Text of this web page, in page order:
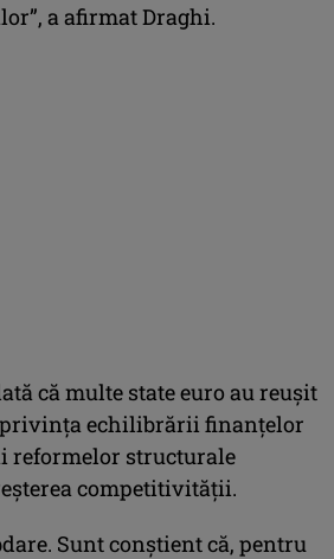
a afirmat Draghi.
că multe state euro au reuşit
echilibrării finanţelor
reformelor structurale
competitivităţii.
Sunt conştient că, pentru